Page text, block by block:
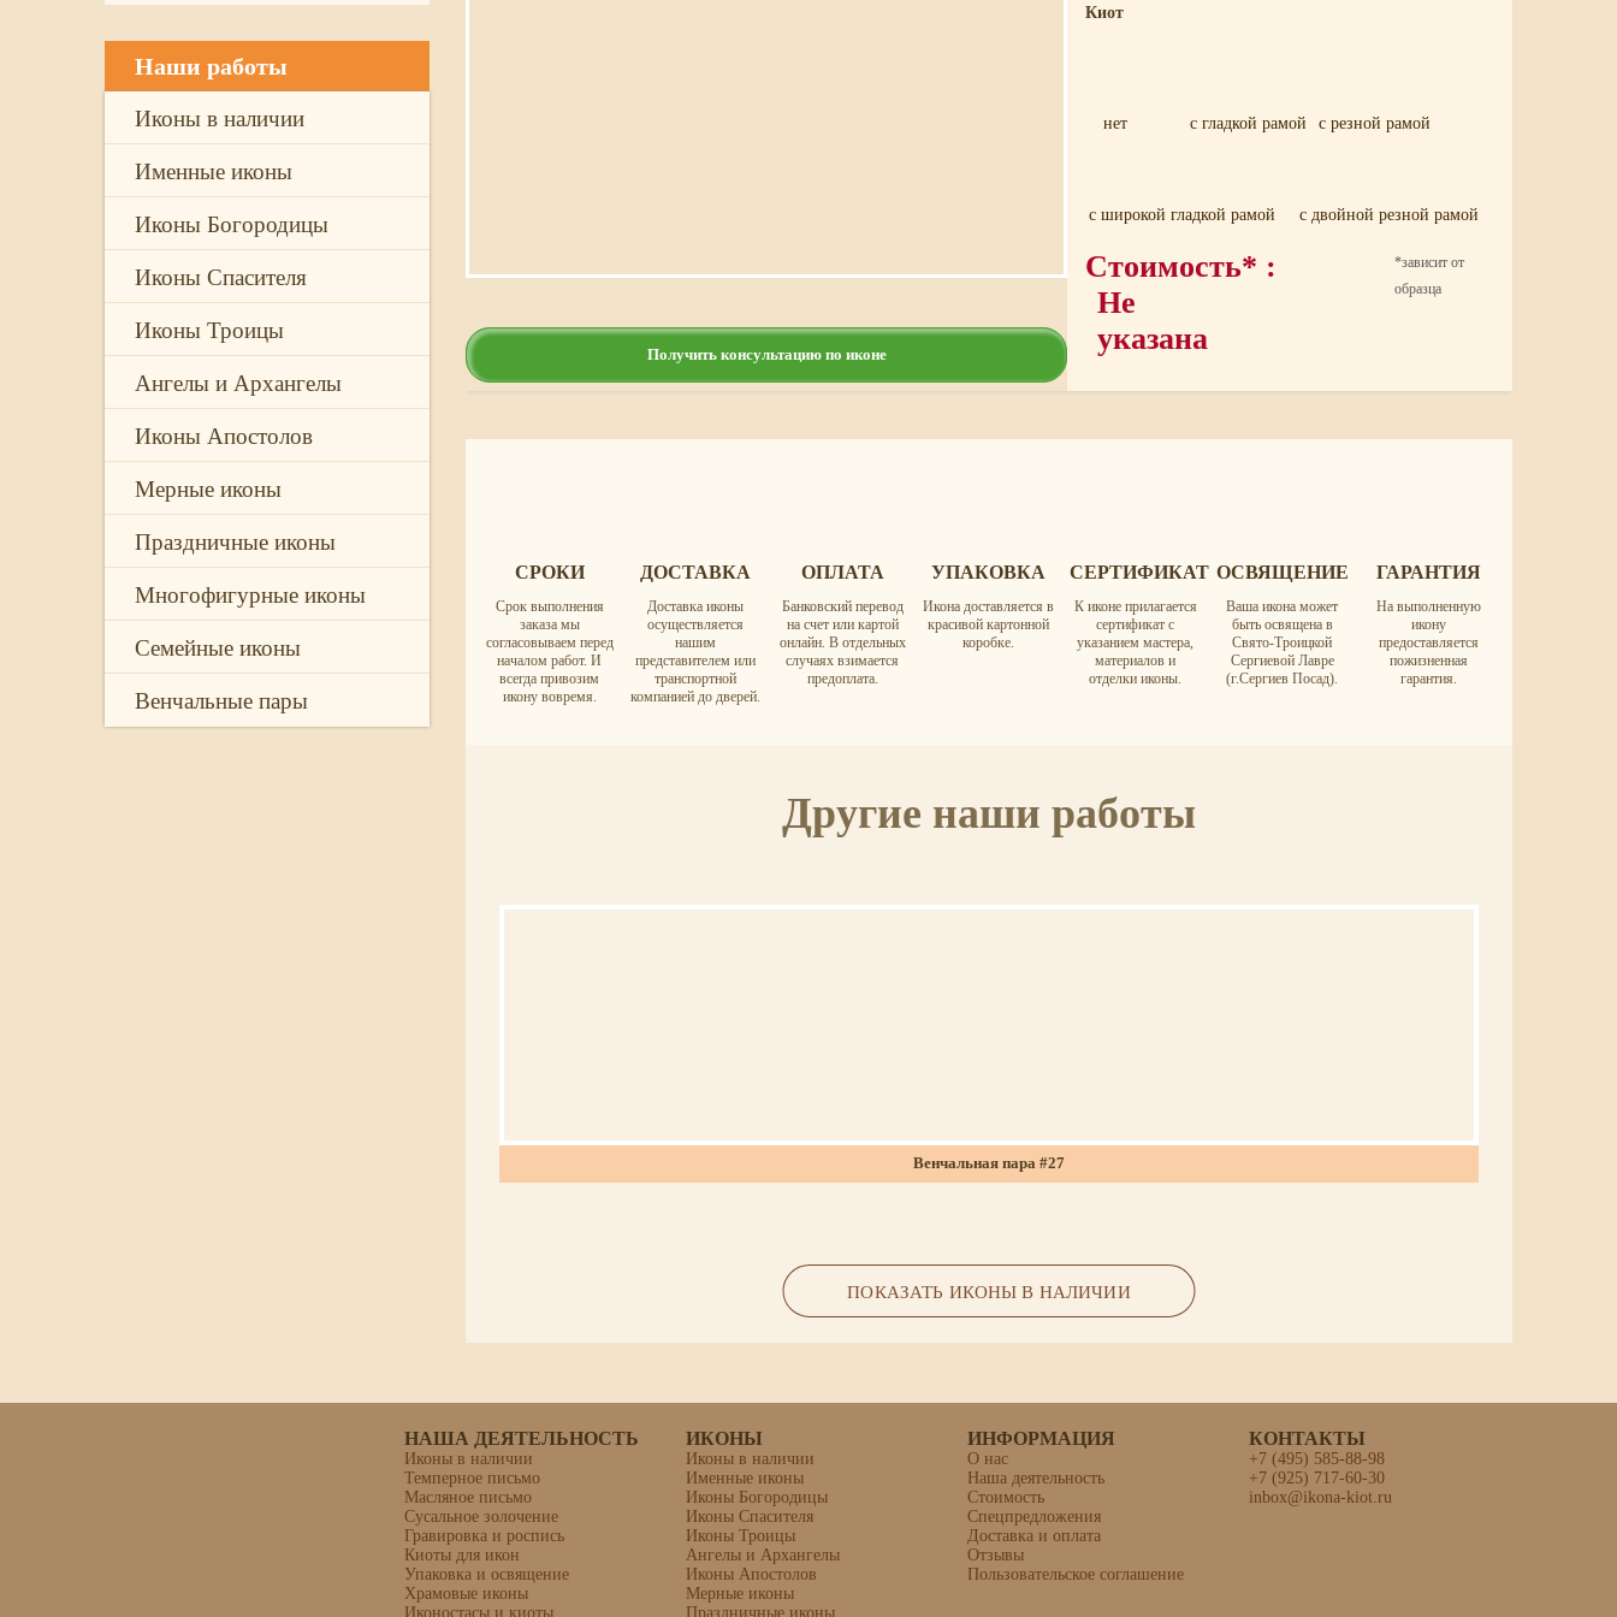
Наши работы
Иконы в наличии
Именные иконы
Иконы Богородицы
Иконы Спасителя
Иконы Троицы
Ангелы и Архангелы
Иконы Апостолов
Мерные иконы
Праздничные иконы
Многофигурные иконы
Семейные иконы
Венчальные пары
Получить консультацию по иконе
Киот
нет с гладкой рамой с резной рамой
с широкой гладкой рамой с двойной резной рамой
Стоимость* :
Не
указана
*зависит от
образца
СРОКИ
Срок выполнения
заказа мы
согласовываем перед
началом работ. И
всегда привозим
икону вовремя.
ДОСТАВКА
Доставка иконы
осуществляется
нашим
представителем или
транспортной
компанией до дверей.
ОПЛАТА
Банковский перевод
на счет или картой
онлайн. В отдельных
случаях взимается
предоплата.
УПАКОВКА
Икона доставляется в
красивой картонной
коробке.
СЕРТИФИКАТ
К иконе прилагается
сертификат с
указанием мастера,
материалов и
отделки иконы.
ОСВЯЩЕНИЕ
Ваша икона может
быть освящена в
Свято-Троицкой
Сергиевой Лавре
(г.Сергиев Посад).
ГАРАНТИЯ
На выполненную
икону
предоставляется
пожизненная
гарантия.
Другие наши работы
Венчальная пара #27
Икона «Корсунская Божия Матерь»
ПОКАЗАТЬ ИКОНЫ В НАЛИЧИИ
НАША ДЕЯТЕЛЬНОСТЬ
Иконы в наличии
Темперное письмо
Масляное письмо
Сусальное золочение
Гравировка и роспись
Киоты для икон
Упаковка и освящение
Храмовые иконы
Иконостасы и киоты
ИКОНЫ
Иконы в наличии
Именные иконы
Иконы Богородицы
Иконы Спасителя
Иконы Троицы
Ангелы и Архангелы
Иконы Апостолов
Мерные иконы
Праздничные иконы
ИНФОРМАЦИЯ
О нас
Наша деятельность
Стоимость
Спецпредложения
Доставка и оплата
Отзывы
Пользовательское соглашение
КОНТАКТЫ
+7 (495) 585-88-98
+7 (925) 717-60-30
inbox@ikona-kiot.ru